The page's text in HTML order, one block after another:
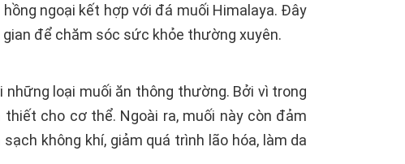
ngoại kết hợp với đá muối Himalaya. Đây
để chăm sóc sức khỏe thường xuyên.
loại muối ăn thông thường. Bởi vì trong
cho cơ thể. Ngoài ra, muối này còn đảm
không khí, giảm quá trình lão hóa, làm da